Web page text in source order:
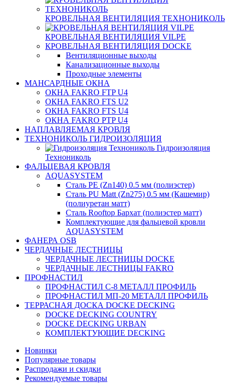
КРОВЕЛЬНАЯ ВЕНТИЛЯЦИЯ ТЕХНОНИКОЛЬ
КРОВЕЛЬНАЯ ВЕНТИЛЯЦИЯ VILPE
КРОВЕЛЬНАЯ ВЕНТИЛЯЦИЯ DOCKE
Вентиляционные выходы
Канализационные выходы
Проходные элементы
МАНСАРДНЫЕ ОКНА
ОКНА FAKRO FTP U4
ОКНА FAKRO FTS U2
ОКНА FAKRO FTS U4
ОКНА FAKRO PTP U4
НАПЛАВЛЯЕМАЯ КРОВЛЯ
ТЕХНОНИКОЛЬ ГИДРОИЗОЛЯЦИЯ
Гидроизоляция
Технониколь
ФАЛЬЦЕВАЯ КРОВЛЯ
AQUASYSTEM
Сталь PE (Zn140) 0.5 мм (полиэстер)
Сталь PU Matt (Zn275) 0.5 мм (Кашемир)
(полиуретан матт)
Сталь Rooftop Бархат (полиэстер матт)
Комплектующие для фальцевой кровли
AQUASYSTEM
ФАНЕРА OSB
ЧЕРДАЧНЫЕ ЛЕСТНИЦЫ
ЧЕРДАЧНЫЕ ЛЕСТНИЦЫ DOCKE
ЧЕРДАЧНЫЕ ЛЕСТНИЦЫ FAKRO
ПРОФНАСТИЛ
ПРОФНАСТИЛ C-8 МЕТАЛЛ ПРОФИЛЬ
ПРОФНАСТИЛ МП-20 МЕТАЛЛ ПРОФИЛЬ
ТЕРРАСНАЯ ДОСКА DOCKE DECKING
DOCKE DECKING COUNTRY
DOCKE DECKING URBAN
КОМПЛЕКТУЮЩИЕ DECKING
Новинки
Популярные товары
Распродажи и скидки
Рекомендуемые товары